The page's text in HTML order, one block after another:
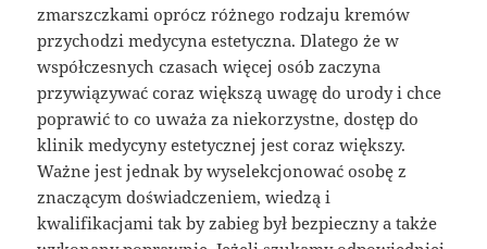
zmarszczkami oprócz różnego rodzaju kremów
przychodzi medycyna estetyczna. Dlatego że w
współczesnych czasach więcej osób zaczyna
przywiązywać coraz większą uwagę do urody i chce
poprawić to co uważa za niekorzystne, dostęp do
klinik medycyny estetycznej jest coraz większy.
Ważne jest jednak by wyselekcjonować osobę z
znaczącym doświadczeniem, wiedzą i
kwalifikacjami tak by zabieg był bezpieczny a także